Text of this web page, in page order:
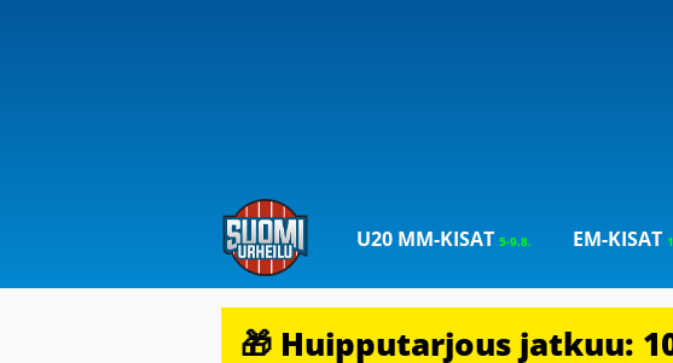
U20 MM-KISAT5-9.8. EM-KISAT
🎁 Huipputarjous jatkuu: